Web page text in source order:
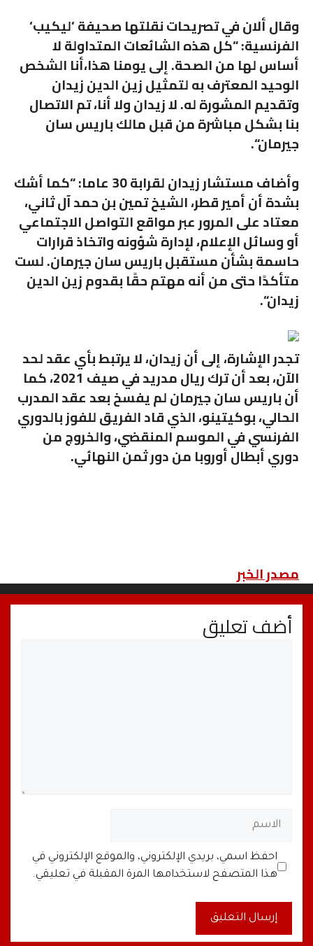
وقال ألان في تصريحات نقلتها صحيفة ‘ليكيب‘
الفرنسية: “كل هذه الشائعات المتداولة لا
أساس لها من الصحة. إلى يومنا هذا،أنا الشخص
الوحيد المعترف به لتمثيل زين الدين زيدان
وتقديم المشورة له. لا زيدان ولا أنا، تم الاتصال
بنا بشكل مباشرة من قبل مالك باريس سان
جيرمان“.
وأضاف مستشار زيدان لقرابة 30 عاما: “
كما أشك
بشدة أن أمير قطر، الشيخ تمين بن حمد آل ثاني،
معتاد على المرور عبر مواقع التواصل الاجتماعي
أو وسائل الإعلام، لإدارة شؤونه واتخاذ قرارات
حاسمة بشأن مستقبل باريس سان جيرمان. لست
متأكدًا حتى من أنه مهتم حقًا بقدوم زين الدين
زيدان“.
تجدر الإشارة، إلى أن زيدان، لا يرتبط بأي عقد لحد
الآن، بعد أن ترك ريال مدريد في صيف 2021، كما
أن باريس سان جيرمان لم يفسخ بعد عقد المدرب
الحالي، بوكيتينو، الذي قاد الفريق للفوز بالدوري
الفرنسي في الموسم المنقضي، والخروج من
دوري أبطال أوروبا من دور ثمن النهائي.
مصدر الخبر
أضف تعليق
الاسم
البريد
الإلكتروني
الموقع
الإلكتروني
احفظ اسمي، بريدي الإلكتروني، والموقع الإلكتروني في
هذا المتصفح لاستخدامها المرة المقبلة في تعليقي.